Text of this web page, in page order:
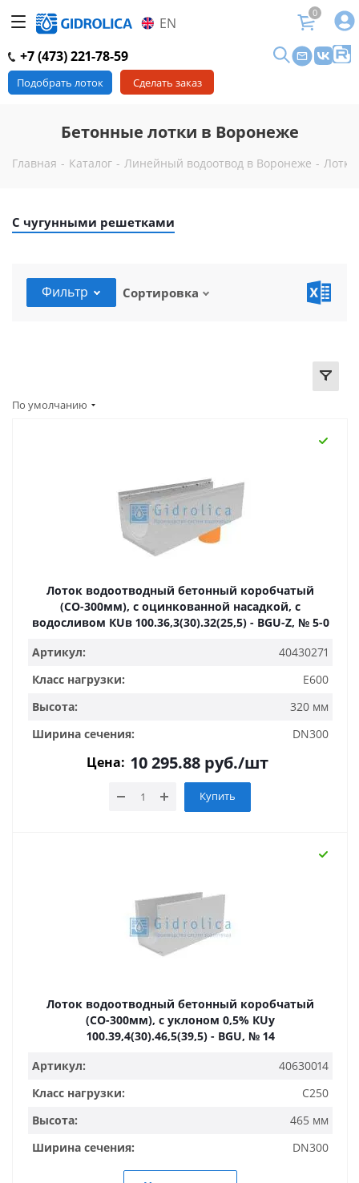
EN
0
+7 (473) 221-78-59
Подобрать лоток Сделать заказ
Бетонные лотки в Воронеже
Главная - Каталог - Линейный водоотвод в Воронеже -
С чугунными решетками
Фильтр Сортировка
По умолчанию
Лоток водоотводный бетонный коробчатый
(СО-300мм), с оцинкованной насадкой, с
водосливом КUв 100.36,3(30).32(25,5) - BGU-Z, № 5-0
Артикул:
40430271
Класс нагрузки:
E600
Высота:
320 мм
Ширина сечения:
DN300
Цена: 10 295.88 руб./шт
Купить
Лоток водоотводный бетонный коробчатый
(СО-300мм), с уклоном 0,5% КUу
100.39,4(30).46,5(39,5) - BGU, № 14
Артикул:
40630014
Класс нагрузки:
C250
Высота:
465 мм
Ширина сечения:
DN300